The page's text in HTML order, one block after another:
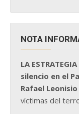
NOTA
LA
silencio en el
Rafael Leonisio
víctimas del